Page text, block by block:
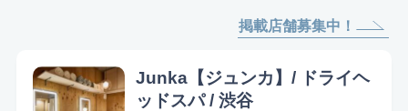
掲載店舗募集中！
Junka【ジュンカ】/ ドライヘ
ッドスパ / 渋谷